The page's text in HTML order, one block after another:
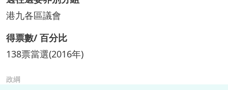
港九各區議會
得票數/ 百分比
138票當選(2016年)
政綱